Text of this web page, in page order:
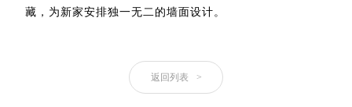
藏，为新家安排独一无二的墙面设计。
返回列表 >